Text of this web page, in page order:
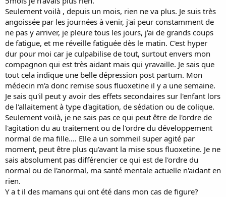
Seulement voilà , depuis un mois, rien ne va plus. Je suis très
angoissée par les journées à venir, j'ai peur constamment de
ne pas y arriver, je pleure tous les jours, j'ai de grands coups
de fatigue, et me réveille fatiguée dès le matin. C'est hyper
dur pour moi car je culpabilise de tout, surtout envers mon
compagnon qui est très aidant mais qui yravaille. Je sais que
tout cela indique une belle dépression post partum. Mon
médecin m'a donc remise sous fluoxetine il y a une semaine.
Je sais qu'il peut y avoir des effets secondaires sur l'enfant lors
de l'allaitement à type d'agitation, de sédation ou de colique.
Seulement voilà, je ne sais pas ce qui peut être de l'ordre de
l'agitation du au traitement ou de l'ordre du développement
normal de ma fille.... Elle a un sommeil super agité par
moment, peut être plus qu'avant la mise sous fluoxetine. Je ne
sais absolument pas différencier ce qui est de l'ordre du
normal ou de l'anormal, ma santé mentale actuelle n'aidant en
rien.
Y a t il des mamans qui ont été dans mon cas de figure?